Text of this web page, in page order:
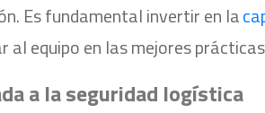
Es fundamental invertir en la
al equipo en las mejores
a la seguridad logística